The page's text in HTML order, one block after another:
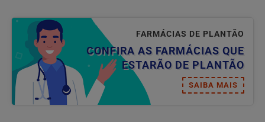
FARMÁCIAS DE PLANTÃO
CONFIRA AS FARMÁCIAS QUE
ESTARÃO DE PLANTÃO
SAIBA MAIS